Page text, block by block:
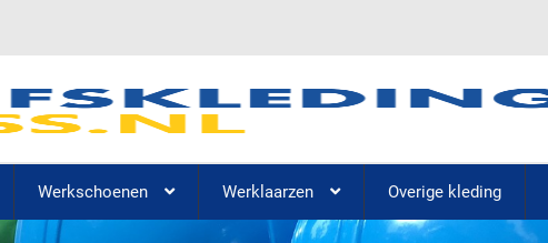
Werkschoenen Werklaarzen Overige kleding